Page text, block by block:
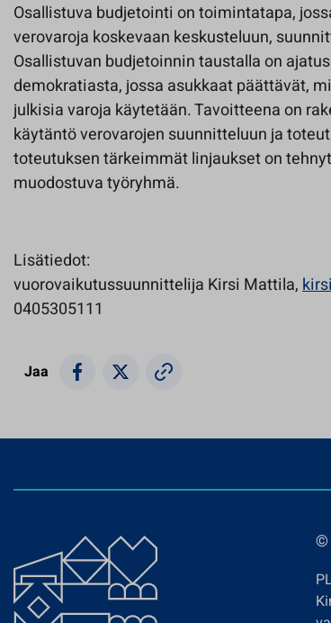
Osallistuva budjetointi on toimintatapa,
verovaroja koskevaan keskusteluun,
Osallistuvan budjetoinnin taustalla on
demokratiasta, jossa asukkaat päättävät,
julkisia varoja käytetään. Tavoitteena on
käytäntö verovarojen suunnitteluun ja
toteutuksen tärkeimmät linjaukset on
muodostuva työryhmä.
Lisätiedot:
vuorovaikutussuunnittelija Kirsi Mattila,
0405305111
Jaa
©